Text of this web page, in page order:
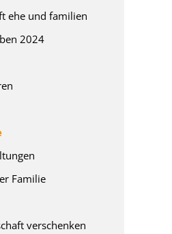
ehe und familien
2024
Familie
verschenken